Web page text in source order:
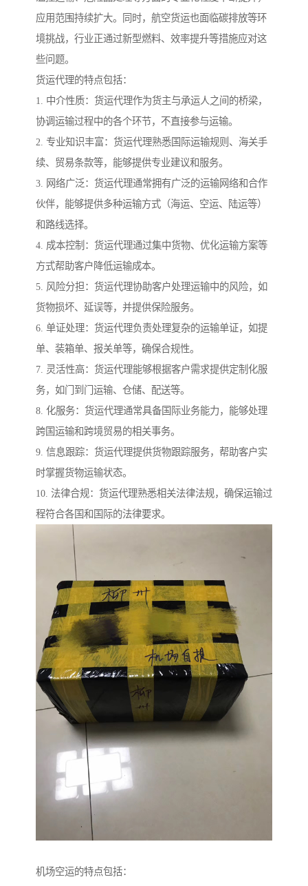
应用范围持续扩大。同时，航空货运也面临碳排放等环
境挑战，行业正通过新型燃料、效率提升等措施应对这
些问题。
货运代理的特点包括：
1. 中介性质：货运代理作为货主与承运人之间的桥梁，
协调运输过程中的各个环节，不直接参与运输。
2. 专业知识丰富：货运代理熟悉国际运输规则、海关手
续、贸易条款等，能够提供专业建议和服务。
3. 网络广泛：货运代理通常拥有广泛的运输网络和合作
伙伴，能够提供多种运输方式（海运、空运、陆运等）
和路线选择。
4. 成本控制：货运代理通过集中货物、优化运输方案等
方式帮助客户降低运输成本。
5. 风险分担：货运代理协助客户处理运输中的风险，如
货物损坏、延误等，并提供保险服务。
6. 单证处理：货运代理负责处理复杂的运输单证，如提
单、装箱单、报关单等，确保合规性。
7. 灵活性高：货运代理能够根据客户需求提供定制化服
务，如门到门运输、仓储、配送等。
8. 化服务：货运代理通常具备国际业务能力，能够处理
跨国运输和跨境贸易的相关事务。
9. 信息跟踪：货运代理提供货物跟踪服务，帮助客户实
时掌握货物运输状态。
10. 法律合规：货运代理熟悉相关法律法规，确保运输过
程符合各国和国际的法律要求。
机场空运的特点包括：